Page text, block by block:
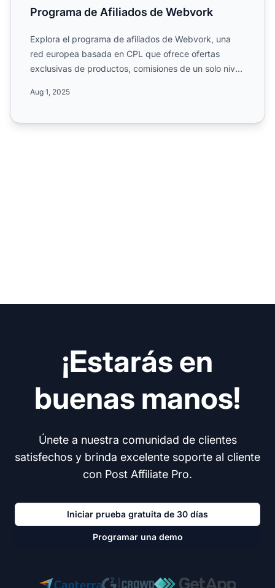
Programa de Afiliados de Webvork
Explora el programa de afiliados de Webvork, una
red europea basada en CPL que ofrece ofertas
exclusivas de productos, comisiones de un solo nivel
Aug 1, 2025
¡Estarás en
buenas manos!
Únete a nuestra comunidad de clientes
satisfechos y brinda excelente soporte al cliente
con Post Affiliate Pro.
Iniciar prueba gratuita de 30 días
Programar una demo